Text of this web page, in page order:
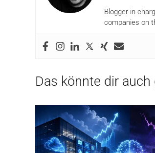
Blogger in
companies on
Das könnte dir auch